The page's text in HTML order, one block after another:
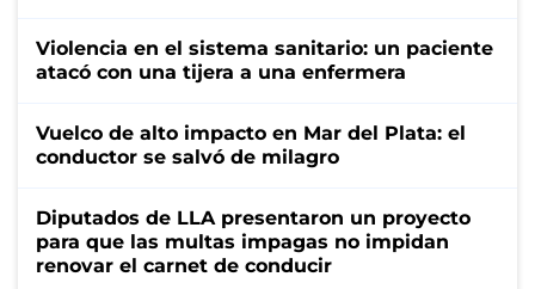
Violencia en el sistema sanitario: un paciente
atacó con una tijera a una enfermera
Vuelco de alto impacto en Mar del Plata: el
conductor se salvó de milagro
Diputados de LLA presentaron un proyecto
para que las multas impagas no impidan
renovar el carnet de conducir